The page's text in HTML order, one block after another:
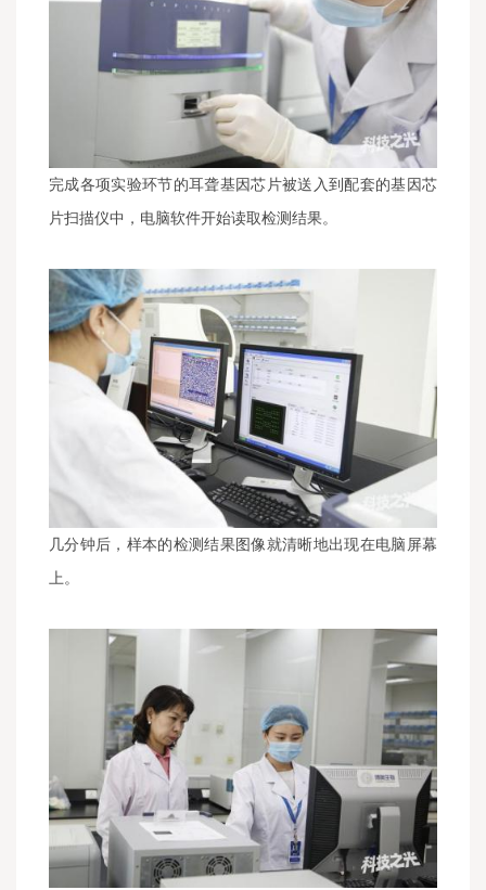
完成各项实验环节的耳聋基因芯片被送入到配套的基因芯
片扫描仪中，电脑软件开始读取检测结果。
几分钟后，样本的检测结果图像就清晰地出现在电脑屏幕
上。